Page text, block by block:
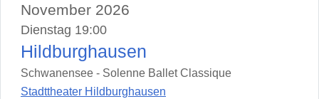
November 2026
Dienstag 19:00
Hildburghausen
Schwanensee - Solenne Ballet Classique
Stadttheater Hildburghausen